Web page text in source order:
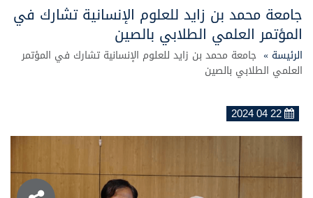
جامعة محمد بن زايد للعلوم الإنسانية تشارك في
المؤتمر العلمي الطلابي بالصين
الرئيسة » جامعة محمد بن زايد للعلوم الإنسانية تشارك في المؤتمر
العلمي الطلابي بالصين